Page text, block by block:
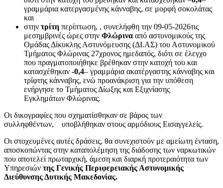
γραμμάρια κατεργασμένης κάνναβης, σε μορφή σοκολάτας
και
στην τρίτη περίπτωση, , συνελήφθη την 09-05-2026τις
μεσημβρινές ώρες στην Φλώρινα από αστυνομικούς της
Ομάδας Δίκυκλης Αστυνόμευσης (ΔΙ.ΑΣ) του Αστυνομικού
Τμήματος Φλώρινας 27χρονος ημεδαπός, διότι σε έλεγχο
που πραγματοποιήθηκε βρέθηκαν στην κατοχή του και
κατασχέθηκαν -0,4– γραμμάρια ακατέργαστης κάνναβης και
τρίφτης κάνναβης, ενώ προανάκριση για την υπόθεση
ενήργησε το Τμήματος Δίωξης και Εξιχνίασης
Εγκλημάτων Φλώρινας.
Οι δικογραφίες που σχηματίσθηκαν σε βάρος των
συλληφθέντων, υποβλήθηκαν στους αρμόδιους Εισαγγελείς.
Οι στοχευμένες αυτές δράσεις, θα συνεχιστούν με αμείωτη ένταση,
αποσκοπώντας στην καταπολέμηση της διάδοσης των ναρκωτικών
που αποτελεί πρωταρχική, άμεση και διαρκή προτεραιότητα των
Υπηρεσιών της Γενικής Περιφερειακής Αστυνομικής
Διεύθυνσης Δυτικής Μακεδονίας.